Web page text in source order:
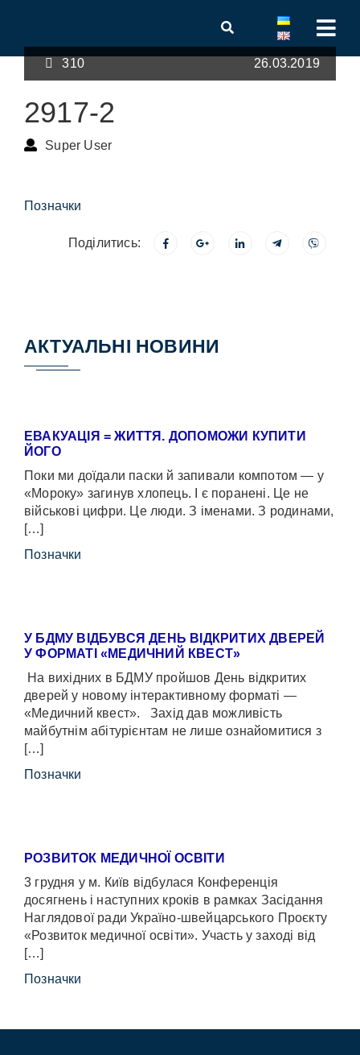
310 26.03.2019
2917-2
Super User
Позначки
Поділитись:
АКТУАЛЬНІ НОВИНИ
ЕВАКУАЦІЯ = ЖИТТЯ. ДОПОМОЖИ КУПИТИ
ЙОГО
Поки ми доїдали паски й запивали компотом — у
«Мороку» загинув хлопець. І є поранені. Це не
військові цифри. Це люди. З іменами. З родинами,
[…]
Позначки
У БДМУ ВІДБУВСЯ ДЕНЬ ВІДКРИТИХ ДВЕРЕЙ
У ФОРМАТІ «МЕДИЧНИЙ КВЕСТ»
На вихідних в БДМУ пройшов День відкритих
дверей у новому інтерактивному форматі —
«Медичний квест». Захід дав можливість
майбутнім абітурієнтам не лише ознайомитися з
[…]
Позначки
РОЗВИТОК МЕДИЧНОЇ ОСВІТИ
3 грудня у м. Київ відбулася Конференція
досягнень і наступних кроків в рамках Засідання
Наглядової ради Україно-швейцарського Проєкту
«Розвиток медичної освіти». Участь у заході від
[…]
Позначки